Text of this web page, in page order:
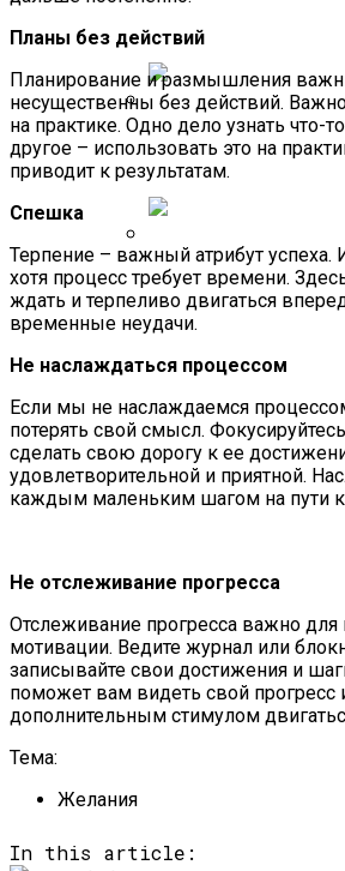
Высокого
Человека
Почему Дети Могут
Благополучной
Названы Мужские
Раздражают
Планы без действий
Планирование и размышления
несущественны без действий.
на практике. Одно дело узнать что-
другое – использовать это на
приводит к результатам.
Спешка
Терпение – важный атрибут
хотя процесс требует времени.
ждать и терпеливо двигаться
временные неудачи.
Не наслаждаться процессом
Если мы не наслаждаемся
потерять свой смысл.
сделать свою дорогу к ее
удовлетворительной и приятной.
каждым маленьким шагом на пути к
Не отслеживание прогресса
Отслеживание прогресса важно
мотивации. Ведите журнал или
записывайте свои достижения и
поможет вам видеть свой прогресс
дополнительным стимулом
Тема:
Желания
In this article: